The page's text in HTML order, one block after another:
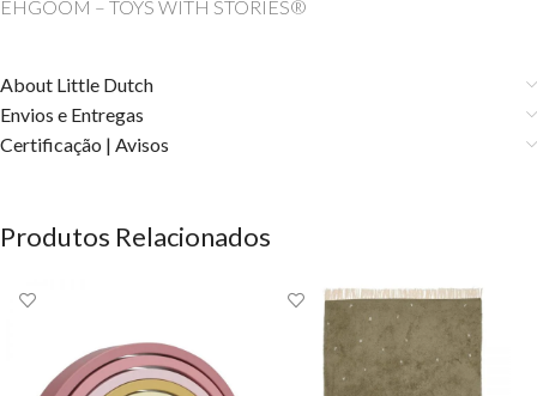
EHGOOM – TOYS WITH STORIES®️
About Little Dutch
Envios e Entregas
Certificação | Avisos
Produtos Relacionados